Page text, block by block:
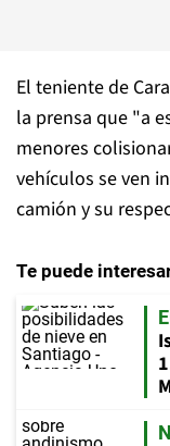
El teniente de
la prensa que "a
menores
vehículos se ven
camión y su
Te puede